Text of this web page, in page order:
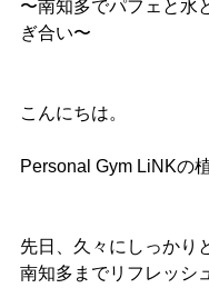
〜南知多でパフェと水
ぎ合い〜
こんにちは。
Personal Gym LiNKの
先日、久々にしっかり
南知多までリフレッシ